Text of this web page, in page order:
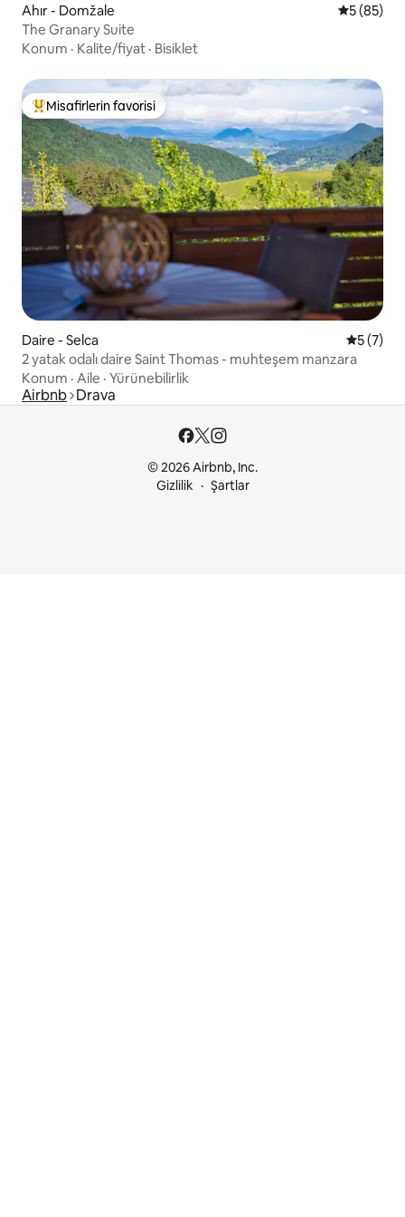
Ahır - Domžale 55 (85)
The Granary Suite
Konum · Kalite/fiyat · Bisiklet
Misafirlerin favorilerinden en beğenilenler arasında
Misafirlerin favorisi
Daire - Selca 55 (7)
2 yatak odalı daire Saint Thomas - muhteşem manzara
Konum · Aile · Yürünebilirlik
Airbnb Drava
© 2026 Airbnb, Inc.
Gizlilik
Şartlar